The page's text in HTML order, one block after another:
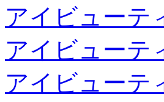
アイビューテ
アイビューテ
アイビューテ